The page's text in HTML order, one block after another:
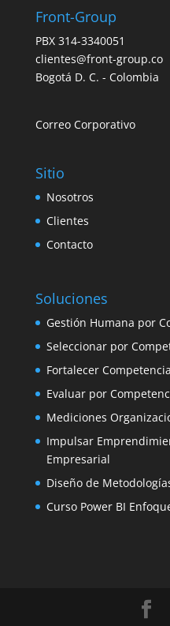
Front-Group
PBX 314-3340051
clientes@front-group.co
Bogotá D. C. - Colombia
Correo Corporativo
Sitio
Nosotros
Clientes
Contacto
Soluciones
Gestión Humana por
Seleccionar por
Fortalecer
Evaluar por
Mediciones
Impulsar
Empresarial
Diseño de
Curso Power BI